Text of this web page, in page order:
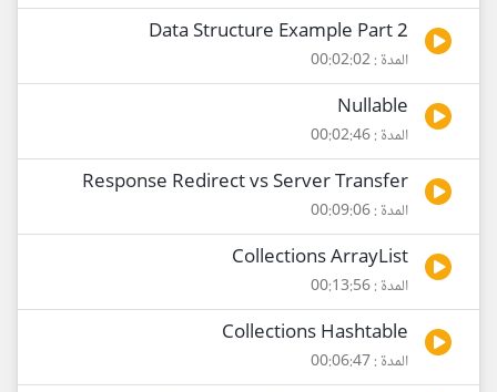
Data Structure Example Part 2
المدة : 00:02:02
Nullable
المدة : 00:02:46
Response Redirect vs Server Transfer
المدة : 00:09:06
Collections ArrayList
المدة : 00:13:56
Collections Hashtable
المدة : 00:06:47